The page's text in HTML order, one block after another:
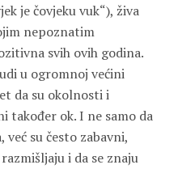
je čovjeku vuk“), živa
nepoznatim
svih ovih godina.
u ogromnoj većini
da su okolnosti i
također ok. I ne samo da
su često zabavni,
i da se znaju